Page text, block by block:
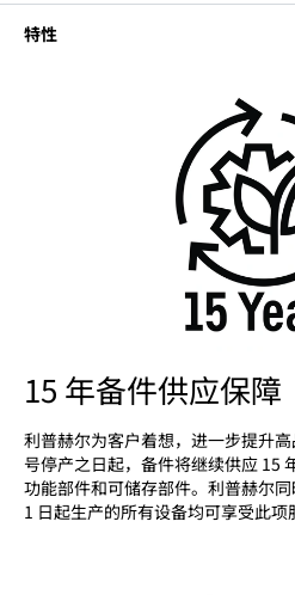
15 年备件供应保障
利普赫尔为客户着想，进一步提升
号停产之日起，备件将继续供应 15
功能部件和可储存部件。利普赫尔
1 日起生产的所有设备均可享受此项